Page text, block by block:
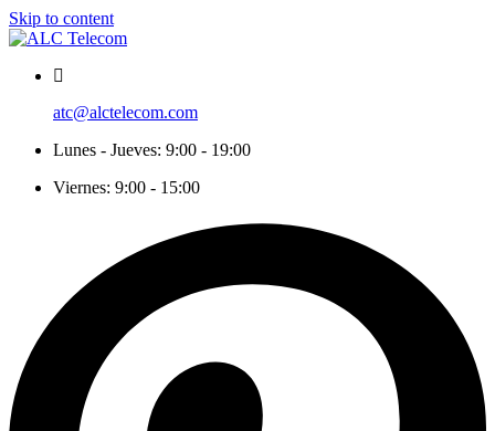
Skip to content
atc@alctelecom.com
Lunes - Jueves: 9:00 - 19:00
Viernes: 9:00 - 15:00